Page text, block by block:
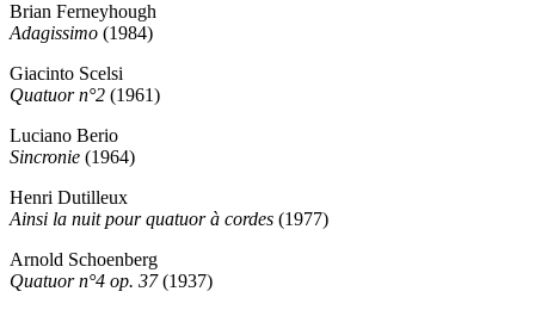
Brian Ferneyhough
Adagissimo (1984)
Giacinto Scelsi
Quatuor n°2 (1961)
Luciano Berio
Sincronie (1964)
Henri Dutilleux
Ainsi la nuit pour quatuor à cordes (1977)
Arnold Schoenberg
Quatuor n°4 op. 37(1937)